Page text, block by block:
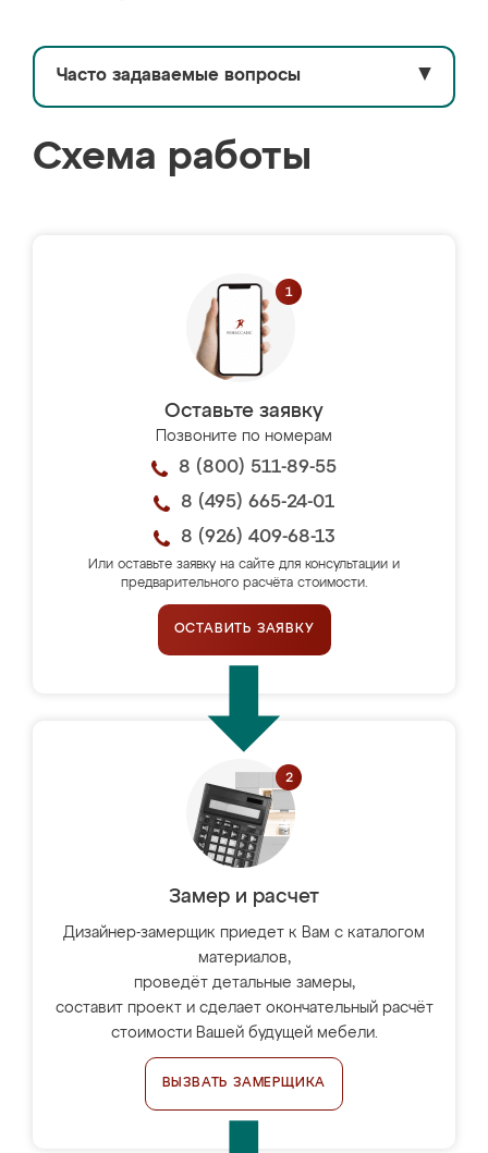
Часто задаваемые вопросы ▼
Схема работы
Оставьте заявку
Позвоните по номерам
8 (800) 511-89-55
8 (495) 665-24-01
8 (926) 409-68-13
Или оставьте заявку на сайте для консультации и
предварительного расчёта стоимости.
ОСТАВИТЬ ЗАЯВКУ
Замер и расчет
Дизайнер-замерщик приедет к Вам с каталогом
материалов,
проведёт детальные замеры,
составит проект и сделает окончательный расчёт
стоимости Вашей будущей мебели.
ВЫЗВАТЬ ЗАМЕРЩИКА